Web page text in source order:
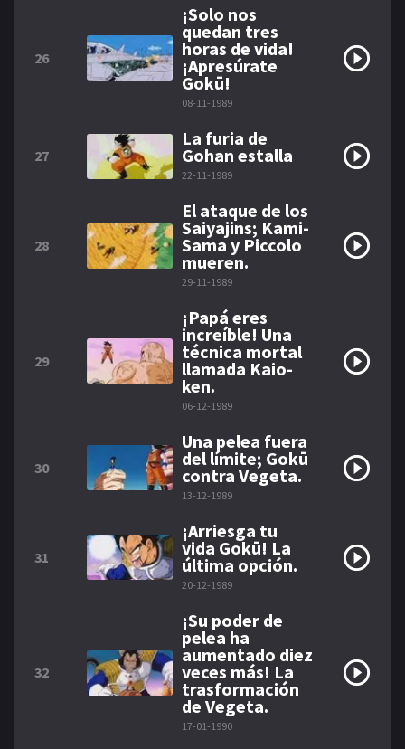
26
¡Solo nos
quedan tres
horas de vida!
¡Apresúrate
Gokū!
08-11-1989
27
La furia de
Gohan estalla
22-11-1989
28
El ataque de los
Saiyajins; Kami-
Sama y Piccolo
mueren.
29-11-1989
29
¡Papá eres
increíble! Una
técnica mortal
llamada Kaio-
ken.
06-12-1989
30
Una pelea fuera
del límite; Gokū
contra Vegeta.
13-12-1989
31
¡Arriesga tu
vida Gokū! La
última opción.
20-12-1989
32
¡Su poder de
pelea ha
aumentado diez
veces más! La
trasformación
de Vegeta.
17-01-1990